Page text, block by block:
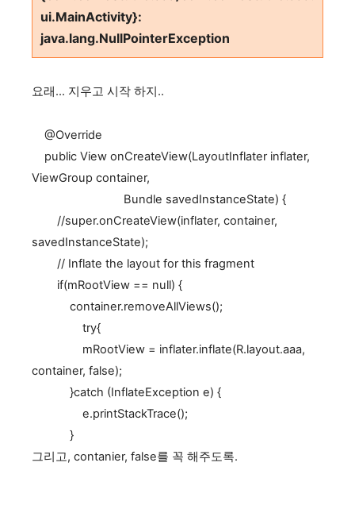
ui.MainActivity}:
java.lang.NullPointerException
요래... 지우고 시작 하지..
@Override
public View onCreateView(LayoutInflater inflater,
ViewGroup container,
Bundle savedInstanceState) {
//super.onCreateView(inflater, container,
savedInstanceState);
// Inflate the layout for this fragment
if(mRootView == null) {
container.removeAllViews();
try{
mRootView = inflater.inflate(R.layout.aaa,
container, false);
}catch (InflateException e) {
e.printStackTrace();
}
그리고, contanier, false를 꼭 해주도록.